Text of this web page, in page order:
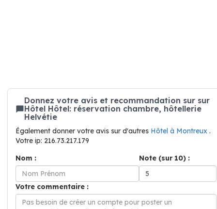
Donnez votre avis et recommandation sur sur
Hôtel Hôtel: réservation chambre, hôtellerie
Helvétie
Également donner votre avis sur d'autres Hôtel à Montreux .
Votre ip: 216.73.217.179
Nom :
Note (sur 10) :
Votre commentaire :